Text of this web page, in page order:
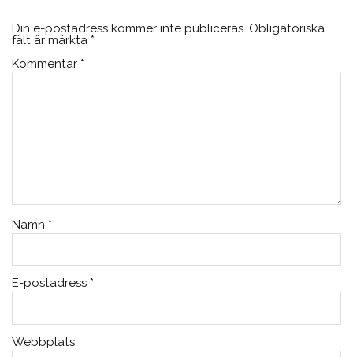
Din e-postadress kommer inte publiceras. Obligatoriska
fält är märkta *
Kommentar *
Namn *
E-postadress *
Webbplats